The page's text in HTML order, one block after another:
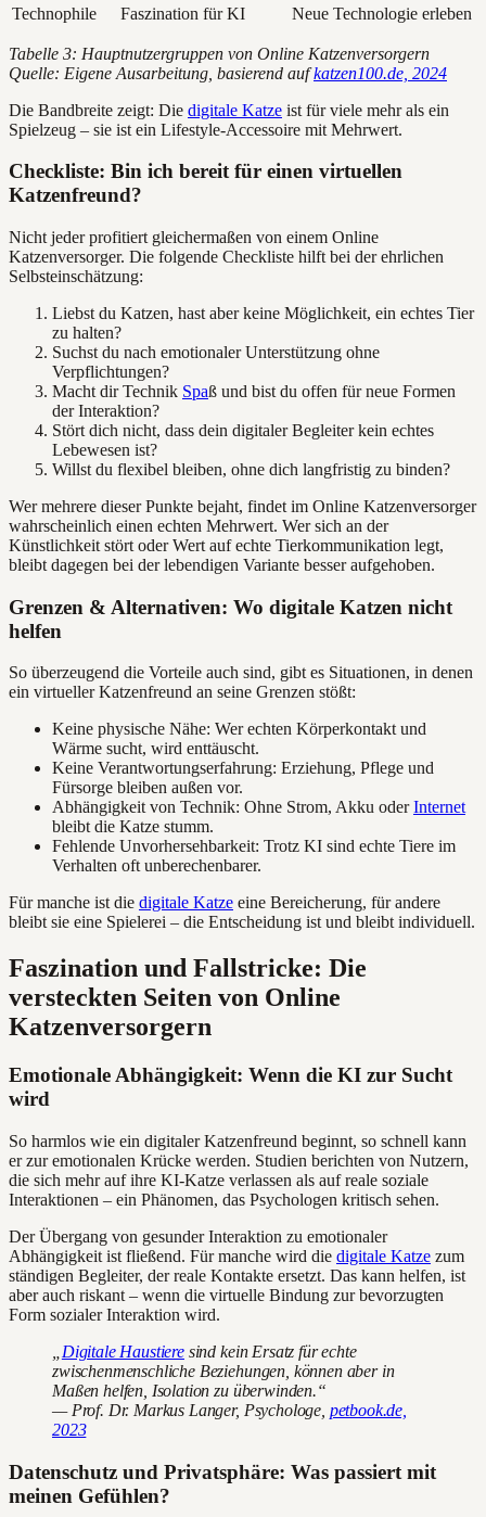
Technophile
Faszination für KI Neue Technologie erleben
Tabelle 3: Hauptnutzergruppen von Online Katzenversorgern
Quelle: Eigene Ausarbeitung, basierend aufkatzen100.de, 2024
Die Bandbreite zeigt: Die digitale Katze ist für viele mehr als ein
Spielzeug – sie ist ein Lifestyle-Accessoire mit Mehrwert.
Checkliste: Bin ich bereit für einen virtuellen
Katzenfreund?
Nicht jeder profitiert gleichermaßen von einem Online
Katzenversorger. Die folgende Checkliste hilft bei der ehrlichen
Selbsteinschätzung:
Liebst du Katzen, hast aber keine Möglichkeit, ein echtes Tier
zu halten?
Suchst du nach emotionaler Unterstützung ohne
Verpflichtungen?
Macht dir Technik Spaß und bist du offen für neue Formen
der Interaktion?
Stört dich nicht, dass dein digitaler Begleiter kein echtes
Lebewesen ist?
Willst du flexibel bleiben, ohne dich langfristig zu binden?
Wer mehrere dieser Punkte bejaht, findet im Online Katzenversorger
wahrscheinlich einen echten Mehrwert. Wer sich an der
Künstlichkeit stört oder Wert auf echte Tierkommunikation legt,
bleibt dagegen bei der lebendigen Variante besser aufgehoben.
Grenzen & Alternativen: Wo digitale Katzen nicht
helfen
So überzeugend die Vorteile auch sind, gibt es Situationen, in denen
ein virtueller Katzenfreund an seine Grenzen stößt:
Keine physische Nähe: Wer echten Körperkontakt und
Wärme sucht, wird enttäuscht.
Keine Verantwortungserfahrung: Erziehung, Pflege und
Fürsorge bleiben außen vor.
Abhängigkeit von Technik: Ohne Strom, Akku oderInternet
bleibt die Katze stumm.
Fehlende Unvorhersehbarkeit: Trotz KI sind echte Tiere im
Verhalten oft unberechenbarer.
Für manche ist die digitale Katze eine Bereicherung, für andere
bleibt sie eine Spielerei – die Entscheidung ist und bleibt individuell.
Faszination und Fallstricke: Die
versteckten Seiten von Online
Katzenversorgern
Emotionale Abhängigkeit: Wenn die KI zur Sucht
wird
So harmlos wie ein digitaler Katzenfreund beginnt, so schnell kann
er zur emotionalen Krücke werden. Studien berichten von Nutzern,
die sich mehr auf ihre KI-Katze verlassen als auf reale soziale
Interaktionen – ein Phänomen, das Psychologen kritisch sehen.
Der Übergang von gesunder Interaktion zu emotionaler
Abhängigkeit ist fließend. Für manche wird die digitale Katze zum
ständigen Begleiter, der reale Kontakte ersetzt. Das kann helfen, ist
aber auch riskant – wenn die virtuelle Bindung zur bevorzugten
Form sozialer Interaktion wird.
Digitale Haustieresind kein Ersatz für echte
zwischenmenschliche Beziehungen, können aber in
Maßen helfen, Isolation zu überwinden.“
— Prof. Dr. Markus Langer, Psychologe, petbook.de,
2023
Datenschutz und Privatsphäre: Was passiert mit
meinen Gefühlen?